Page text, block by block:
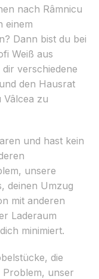
nach Râmnicu
einem
Dann bist du bei
Weiß aus
verschiedene
den Hausrat
Vâlcea zu
und hast kein
unsere
deinen Umzug
mit anderen
Laderaum
minimiert.
die
unser